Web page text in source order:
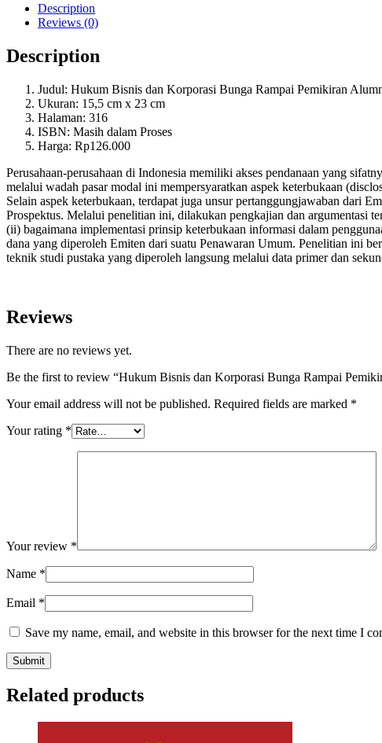
Description
Reviews (0)
Description
Judul: Hukum Bisnis dan Korporasi Bunga Rampai Pemikiran
Ukuran: 15,5 cm x 23 cm
Halaman: 316
ISBN: Masih dalam Proses
Harga: Rp126.000
Perusahaan-perusahaan di Indonesia memiliki akses pendanaan yang
melalui wadah pasar modal ini mempersyaratkan aspek keterbukaan
Selain aspek keterbukaan, terdapat juga unsur pertanggungjawaban dari
Prospektus. Melalui penelitian ini, dilakukan pengkajian dan argumentasi
(ii) bagaimana implementasi prinsip keterbukaan informasi dalam
dana yang diperoleh Emiten dari suatu Penawaran Umum. Penelitian ini
teknik studi pustaka yang diperoleh langsung melalui data primer dan
Reviews
There are no reviews yet.
Be the first to review “Hukum Bisnis dan Korporasi Bunga Rampai
Your email address will not be published. Required fields are marked *
Your rating *
Your review *
Name *
Email *
Save my name, email, and website in this browser for the next time I
Related products